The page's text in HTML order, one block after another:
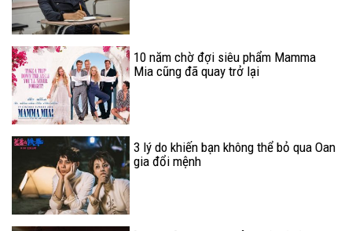
10 năm chờ đợi siêu phẩm Mamma
Mia cũng đã quay trở lại
3 lý do khiến bạn không thể bỏ qua Oan
gia đổi mệnh